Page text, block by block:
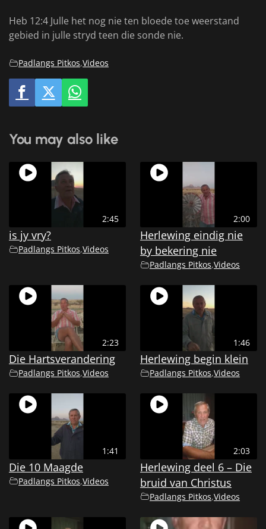
Heb 12:4 Julle het nog nie ten bloede toe weerstand
gebied in julle stryd teen die sonde nie.
Padlangs Pitkos,Videos
You may also like
2:45
is jy vry?
Padlangs Pitkos,Videos
2:00
Herlewing eindig nie
by bekering nie
Padlangs Pitkos,Videos
2:23
Die Hartsverandering
Padlangs Pitkos,Videos
1:46
Herlewing begin klein
Padlangs Pitkos,Videos
1:41
Die 10 Maagde
Padlangs Pitkos,Videos
2:03
Herlewing deel 6 – Die
bruid van Christus
Padlangs Pitkos,Videos